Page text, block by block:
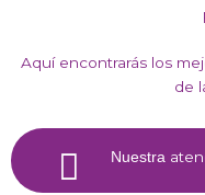
Aquí encontrarás los
de
Nuestra